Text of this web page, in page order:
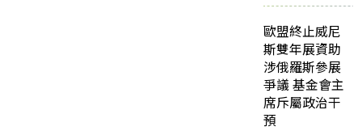
歐盟終止威尼
斯雙年展資助
涉俄羅斯參展
爭議 基金會主
席斥屬政治干
預